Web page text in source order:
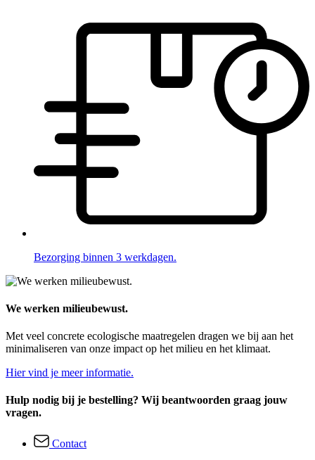
Bezorging binnen 3 werkdagen.
We werken milieubewust.
Met veel concrete ecologische maatregelen dragen we bij aan het
minimaliseren van onze impact op het milieu en het klimaat.
Hier vind je meer informatie.
Hulp nodig bij je bestelling? Wij beantwoorden graag jouw
vragen.
Contact